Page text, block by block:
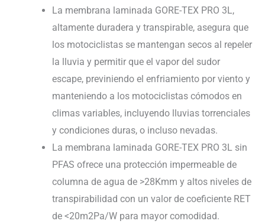
La membrana laminada GORE-TEX PRO 3L,
altamente duradera y transpirable, asegura que
los motociclistas se mantengan secos al repeler
la lluvia y permitir que el vapor del sudor
escape, previniendo el enfriamiento por viento y
manteniendo a los motociclistas cómodos en
climas variables, incluyendo lluvias torrenciales
y condiciones duras, o incluso nevadas.
La membrana laminada GORE-TEX PRO 3L sin
PFAS ofrece una protección impermeable de
columna de agua de >28Kmm y altos niveles de
transpirabilidad con un valor de coeficiente RET
de <20m2Pa/W para mayor comodidad.